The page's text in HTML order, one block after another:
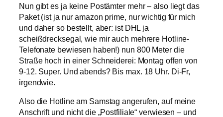
Nun gibt es ja keine Postämter mehr – also liegt das
Paket (ist ja nur amazon prime, nur wichtig für mich
und daher so bestellt, aber: ist DHL ja
scheißdrecksegal, wie mir auch mehrere Hotline-
Telefonate bewiesen haben!) nun 800 Meter die
Straße hoch in einer Schneiderei: Montag offen von
9-12. Super. Und abends? Bis max. 18 Uhr. Di-Fr,
irgendwie.
Also die Hotline am Samstag angerufen, auf meine
Anschrift und nicht die „Postfiliale“ verwiesen – und